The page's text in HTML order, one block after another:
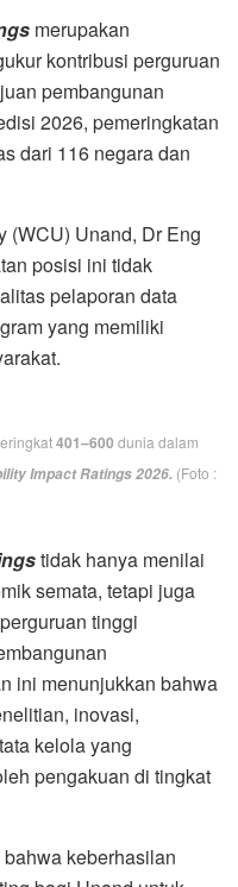
merupakan
kontribusi perguruan
pembangunan
2026, pemeringkatan
dari 116 negara dan
(WCU) Unand, Dr Eng
posisi ini tidak
pelaporan data
yang memiliki
401–600 dunia dalam
Impact Ratings 2026. (Foto :
tidak hanya menilai
semata, tetapi juga
tinggi
ini menunjukkan bahwa
inovasi,
kelola yang
pengakuan di tingkat
keberhasilan